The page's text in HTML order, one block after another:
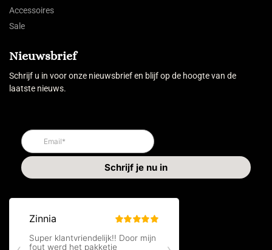
Accessoires
Sale
Nieuwsbrief
Schrijf u in voor onze nieuwsbrief en blijf op de hoogte van de
laatste nieuws.